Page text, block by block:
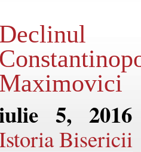
Maximovici
5, 2016
Bisericii